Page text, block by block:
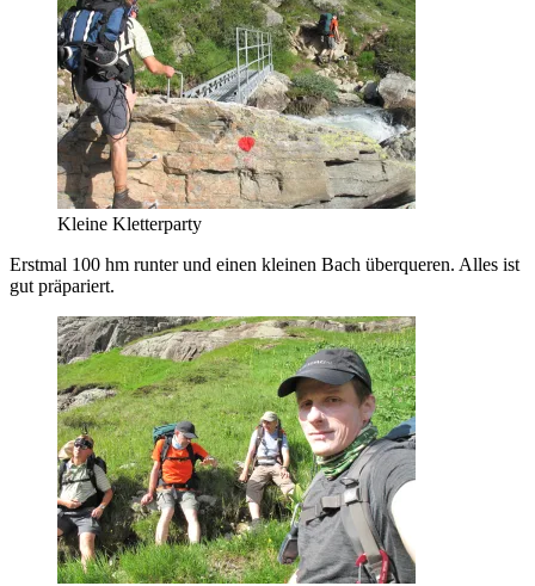
Kleine Kletterparty
Erstmal 100 hm runter und einen kleinen Bach überqueren. Alles ist
gut präpariert.